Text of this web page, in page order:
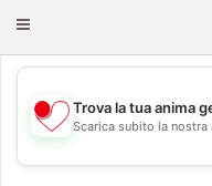
Toggle
💖
Trova la tua anima
Scarica subito la